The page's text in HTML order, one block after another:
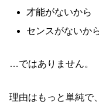
才能がないから
センスがないか
…ではありません。
理由はもっと単純で、